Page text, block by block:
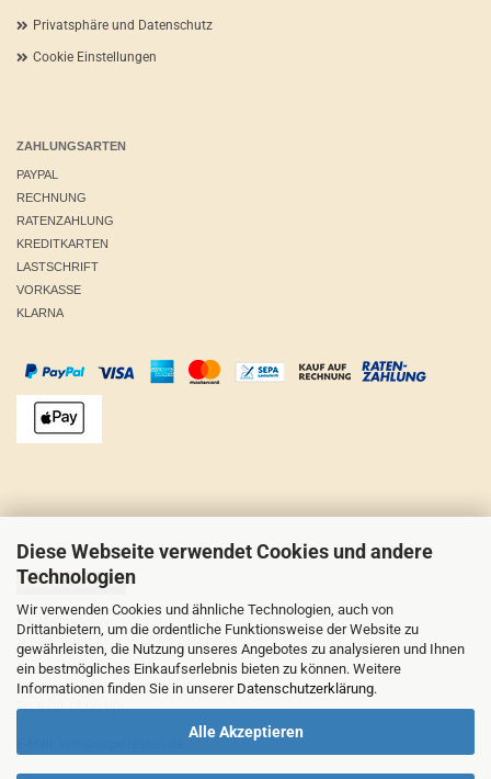
Diese Webseite verwendet Cookies und andere
Technologien
Wir verwenden Cookies und ähnliche Technologien, auch von
Drittanbietern, um die ordentliche Funktionsweise der Website zu
gewährleisten, die Nutzung unseres Angebotes zu analysieren und Ihnen
ein bestmögliches Einkaufserlebnis bieten zu können. Weitere
Informationen finden Sie in unserer Datenschutzerklärung.
Alle Akzeptieren
Privatsphäre und Datenschutz
Cookie Einstellungen
ZAHLUNGSARTEN
PAYPAL
RECHNUNG
RATENZAHLUNG
KREDITKARTEN
LASTSCHRIFT
VORKASSE
KLARNA
HK Neugebauer
Hauptstraße 13, 15913 Alt Zauche
Telefon: 03546-934727
Mo.-Do.: 9.00-12.00 Uhr, 13.00-16.00 Uhr
Fr.: 9.00-12.00 Uhr